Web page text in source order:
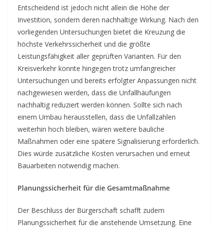
Entscheidend ist jedoch nicht allein die Höhe der
Investition, sondern deren nachhaltige Wirkung. Nach den
vorliegenden Untersuchungen bietet die Kreuzung die
höchste Verkehrssicherheit und die größte
Leistungsfähigkeit aller geprüften Varianten. Für den
Kreisverkehr konnte hingegen trotz umfangreicher
Untersuchungen und bereits erfolgter Anpassungen nicht
nachgewiesen werden, dass die Unfallhäufungen
nachhaltig reduziert werden können. Sollte sich nach
einem Umbau herausstellen, dass die Unfallzahlen
weiterhin hoch bleiben, wären weitere bauliche
Maßnahmen oder eine spätere Signalisierung erforderlich.
Dies würde zusätzliche Kosten verursachen und erneut
Bauarbeiten notwendig machen.
Planungssicherheit für die Gesamtmaßnahme
Der Beschluss der Bürgerschaft schafft zudem
Planungssicherheit für die anstehende Umsetzung. Eine